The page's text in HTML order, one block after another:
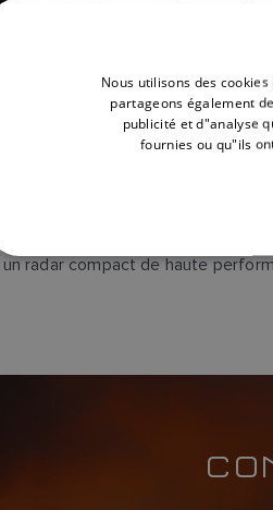
OPEN
Array Magnum le plus puissant.
hauturière.
radar compact de haute
Nous utilisons des
partageons également
publicité et d"analyse
fournies ou qu"ils